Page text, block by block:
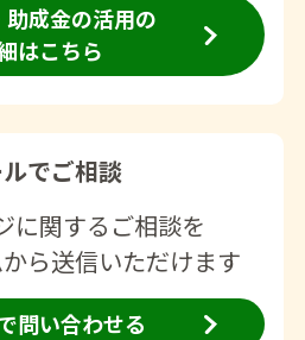
成金の活用の
はこちら
でご相談
に関するご相談を
ら送信いただけます
問い合わせる